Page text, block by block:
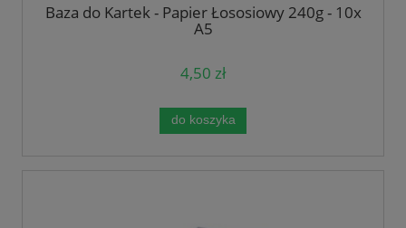
Baza do Kartek - Papier Łososiowy 240g - 10x
A5
4,50 zł
do koszyka